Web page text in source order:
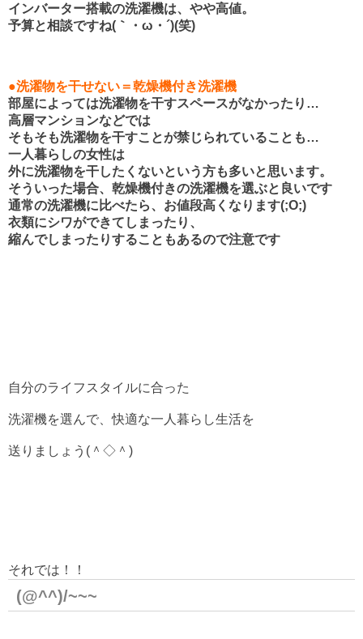
インバーター搭載の洗濯機は、やや高値。
予算と相談ですね(｀・ω・´)(笑)
●洗濯物を干せない＝乾燥機付き洗濯機
部屋によっては洗濯物を干すスペースがなかったり…
高層マンションなどでは
そもそも洗濯物を干すことが禁じられていることも…
一人暮らしの女性は
外に洗濯物を干したくないという方も多いと思います。
そういった場合、乾燥機付きの洗濯機を選ぶと良いです
通常の洗濯機に比べたら、お値段高くなります(;O;)
衣類にシワができてしまったり、
縮んでしまったりすることもあるので注意です
自分のライフスタイルに合った
洗濯機を選んで、快適な一人暮らし生活を
送りましょう(＾◇＾)
それでは！！
(@^^)/~~~